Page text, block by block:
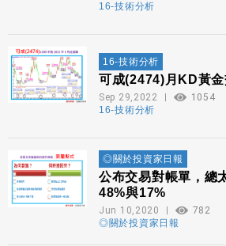
16-技術分析
16-技術分析
可成(2474)月KD黃
Sep 29,2022
1054
16-技術分析
◎關於投資家日報
公布交易對帳單，總
48%與17%
Jun 10,2020
782
◎關於投資家日報